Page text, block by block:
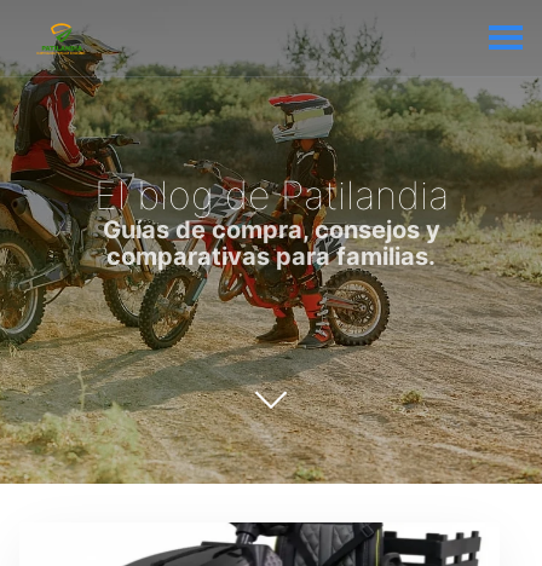
El blog de Patilandia
Guías de compra, consejos y
comparativas para familias.